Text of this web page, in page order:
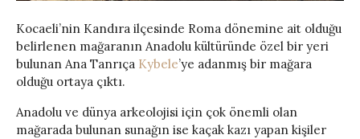
Kocaeli’nin Kandıra ilçesinde Roma dönemine ait olduğu
belirlenen mağaranın Anadolu kültüründe özel bir yeri
bulunan Ana Tanrıça Kybele’ye adanmış bir mağara
olduğu ortaya çıktı.
Anadolu ve dünya arkeolojisi için çok önemli olan
mağarada bulunan sunağın ise kaçak kazı yapan kişiler